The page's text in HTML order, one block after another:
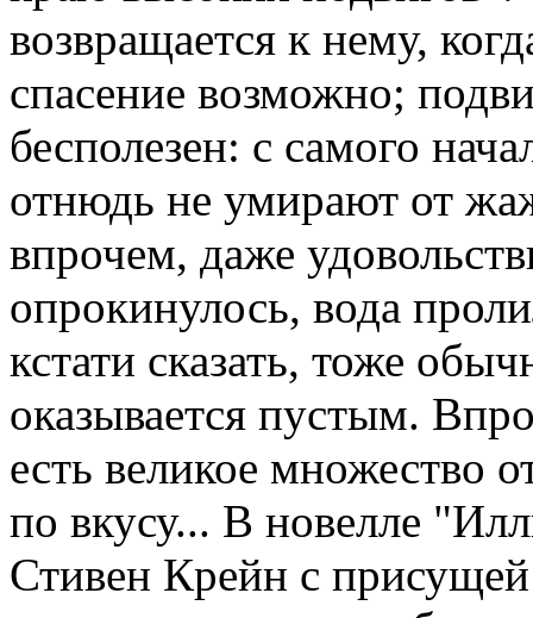
возвращается к нему,
спасение возможно;
бесполезен: с самого
отнюдь не умирают от
впрочем, даже
опрокинулось, вода
кстати сказать, тоже
оказывается пустым.
есть великое множество
по вкусу... В новелле
Стивен Крейн с